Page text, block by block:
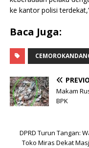
ke kantor polisi
Baca Juga:
Makam
BPK
DPRD Turun Tangan:
Toko Miras Dekat